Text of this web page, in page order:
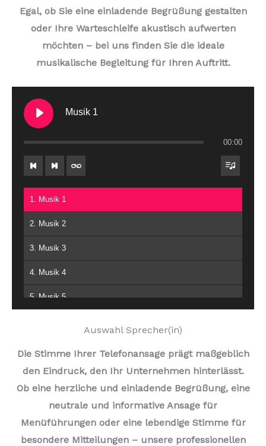
Egal, ob Sie eine einladende Begrüßung gestalten
oder Ihre Warteschleife akustisch aufwerten
möchten – bei uns finden Sie die ideale
musikalische Begleitung für Ihren Auftritt.
Musik 1
00:00
1. Musik 1
2. Musik 2
3. Musik 3
4. Musik 4
5. Musik 5
8. Musik 8
9. Musik 9
10. Musik 10
Auswahl Sprecher(in)
Die Stimme Ihrer Telefonansage prägt maßgeblich
den Eindruck, den Ihr Unternehmen hinterlässt.
Ob eine herzliche und einladende Begrüßung, eine
neutrale und informative Ansage für
Menüführungen oder eine lebendige Stimme für
besondere Mitteilungen – unsere professionellen